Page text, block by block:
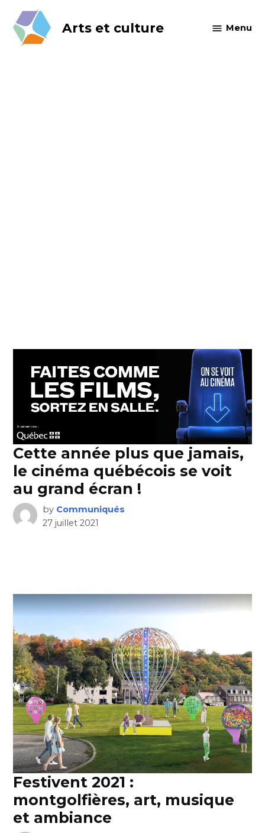
content
Arts et culture Menu
Cette année plus que jamais,
le cinéma québécois se voit
au grand écran !
by Communiqués
27 juillet 2021
Festivent 2021 :
montgolfières, art, musique
et ambiance